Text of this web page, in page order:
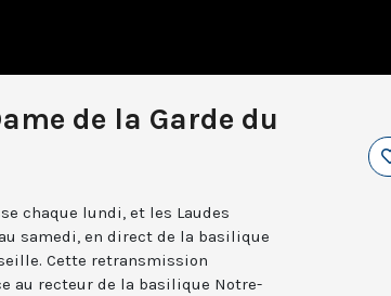
de la Garde du
chaque lundi, et les Laudes
samedi, en direct de la basilique
Cette retransmission
au recteur de la basilique Notre-